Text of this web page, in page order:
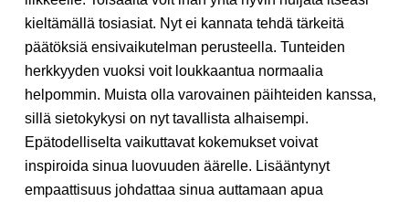
kieltämällä tosiasiat. Nyt ei kannata tehdä tärkeitä
päätöksiä ensivaikutelman perusteella. Tunteiden
herkkyyden vuoksi voit loukkaantua normaalia
helpommin. Muista olla varovainen päihteiden kanssa,
sillä sietokykysi on nyt tavallista alhaisempi.
Epätodelliselta vaikuttavat kokemukset voivat
inspiroida sinua luovuuden äärelle. Lisääntynyt
empaattisuus johdattaa sinua auttamaan apua